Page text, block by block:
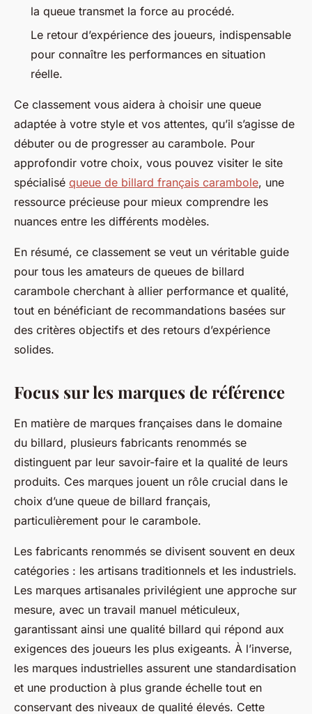
la queue transmet la force au procédé.
Le retour d’expérience des joueurs, indispensable
pour connaître les performances en situation
réelle.
Ce classement vous aidera à choisir une queue
adaptée à votre style et vos attentes, qu’il s’agisse de
débuter ou de progresser au carambole. Pour
approfondir votre choix, vous pouvez visiter le site
spécialisé queue de billard français carambole, une
ressource précieuse pour mieux comprendre les
nuances entre les différents modèles.
En résumé, ce classement se veut un véritable guide
pour tous les amateurs de queues de billard
carambole cherchant à allier performance et qualité,
tout en bénéficiant de recommandations basées sur
des critères objectifs et des retours d’expérience
solides.
Focus sur les marques de référence
En matière de marques françaises dans le domaine
du billard, plusieurs fabricants renommés se
distinguent par leur savoir-faire et la qualité de leurs
produits. Ces marques jouent un rôle crucial dans le
choix d’une queue de billard français,
particulièrement pour le carambole.
Les fabricants renommés se divisent souvent en deux
catégories : les artisans traditionnels et les industriels.
Les marques artisanales privilégient une approche sur
mesure, avec un travail manuel méticuleux,
garantissant ainsi une qualité billard qui répond aux
exigences des joueurs les plus exigeants. À l’inverse,
les marques industrielles assurent une standardisation
et une production à plus grande échelle tout en
conservant des niveaux de qualité élevés. Cette